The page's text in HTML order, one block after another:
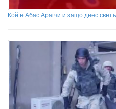
Кой е Абас Арагчи и защо днес